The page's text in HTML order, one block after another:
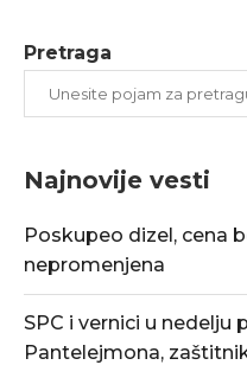
Pretraga
Najnovije vesti
Poskupeo dizel, cena
nepromenjena
SPC i vernici u nedelju
Pantelejmona,